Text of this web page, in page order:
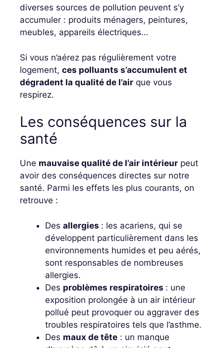
diverses sources de pollution peuvent s’y
accumuler : produits ménagers, peintures,
meubles, appareils électriques…
Si vous n’aérez pas régulièrement votre
logement, ces polluants s’accumulent et
dégradent la qualité de l’air que vous
respirez.
Les conséquences sur la
santé
Une mauvaise qualité de l’air intérieur peut
avoir des conséquences directes sur notre
santé. Parmi les effets les plus courants, on
retrouve :
Des allergies : les acariens, qui se
développent particulièrement dans les
environnements humides et peu aérés,
sont responsables de nombreuses
allergies.
Des problèmes respiratoires : une
exposition prolongée à un air intérieur
pollué peut provoquer ou aggraver des
troubles respiratoires tels que l’asthme.
Des maux de tête : un manque